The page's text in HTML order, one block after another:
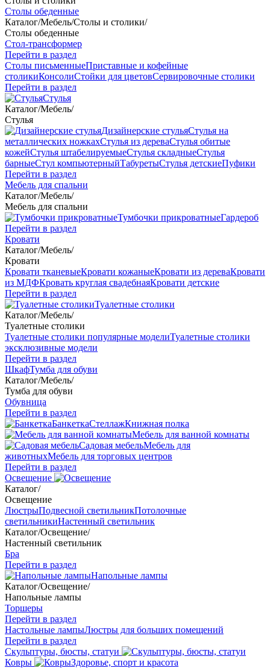
Столы обеденные
Каталог/Мебель/Столы и столики/
Столы обеденные
Стол-трансформер
Перейти в раздел
Столы письменныеПриставные и кофейные
столикиКонсолиСтойки для цветовСервировочные столики
Перейти в раздел
Стулья
Каталог/Мебель/
Стулья
Дизайнерские стульяСтулья на
металлических ножкахСтулья из дереваСтулья обитые
кожейСтулья штабелируемыеСтулья складныеСтулья
барныеСтул компьютерныйТабуретыСтулья детскиеПуфики
Перейти в раздел
Мебель для спальни
Каталог/Мебель/
Мебель для спальни
Тумбочки прикроватныеГардероб
Перейти в раздел
Кровати
Каталог/Мебель/
Кровати
Кровати тканевыеКровати кожаныеКровати из дереваКровати
из МДФКровать круглая свадебнаяКровати детские
Перейти в раздел
Туалетные столики
Каталог/Мебель/
Туалетные столики
Туалетные столики популярные моделиТуалетные столики
эксклюзивные модели
Перейти в раздел
ШкафТумба для обуви
Каталог/Мебель/
Тумба для обуви
Обувница
Перейти в раздел
БанкеткаСтеллажКнижная полка
Мебель для ванной комнаты
Садовая мебельМебель для
животныхМебель для торговых центров
Перейти в раздел
Освещение
Каталог/
Освещение
ЛюстрыПодвесной светильникПотолочные
светильникиНастенный светильник
Каталог/Освещение/
Настенный светильник
Бра
Перейти в раздел
Напольные лампы
Каталог/Освещение/
Напольные лампы
Торшеры
Перейти в раздел
Настольные лампыЛюстры для больших помещений
Перейти в раздел
Скульптуры, бюсты, статуи
Ковры
Здоровье, спорт и красота